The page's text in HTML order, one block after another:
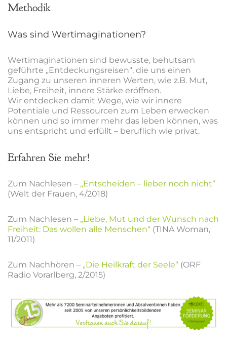
Methodik
Was sind Wertimaginationen?
Wertimaginationen sind bewusste, behutsam
geführte „Entdeckungsreisen“, die uns einen
Zugang zu unseren inneren Werten, wie z.B. Mut,
Liebe, Freiheit, innere Stärke eröffnen.
Wir entdecken damit Wege, wie wir innere
Potentiale und Ressourcen zum Leben erwecken
können und so immer mehr das leben können, was
uns entspricht und erfüllt – beruflich wie privat.
Erfahren Sie mehr!
Zum Nachlesen – „Entscheiden – lieber noch nicht“
(Welt der Frauen, 4/2018)
Zum Nachlesen – „Liebe, Mut und der Wunsch nach
Freiheit: Das wollen alle Menschen“ (TINA Woman,
11/2011)
Zum Nachhören – „Die Heilkraft der Seele“ (ORF
Radio Vorarlberg, 2/2015)